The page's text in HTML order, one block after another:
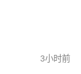
3小时前